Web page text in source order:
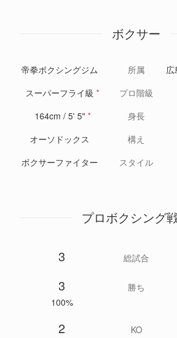
ボクサー
帝拳ボクシングジム 所属
スーパーフライ級 *
プロ階級
164cm / 5' 5" * 身長
オーソドックス
構え
ボクサーファイター
スタイル
プロボクシング
3 総試合
3
100%
勝ち
2 KO